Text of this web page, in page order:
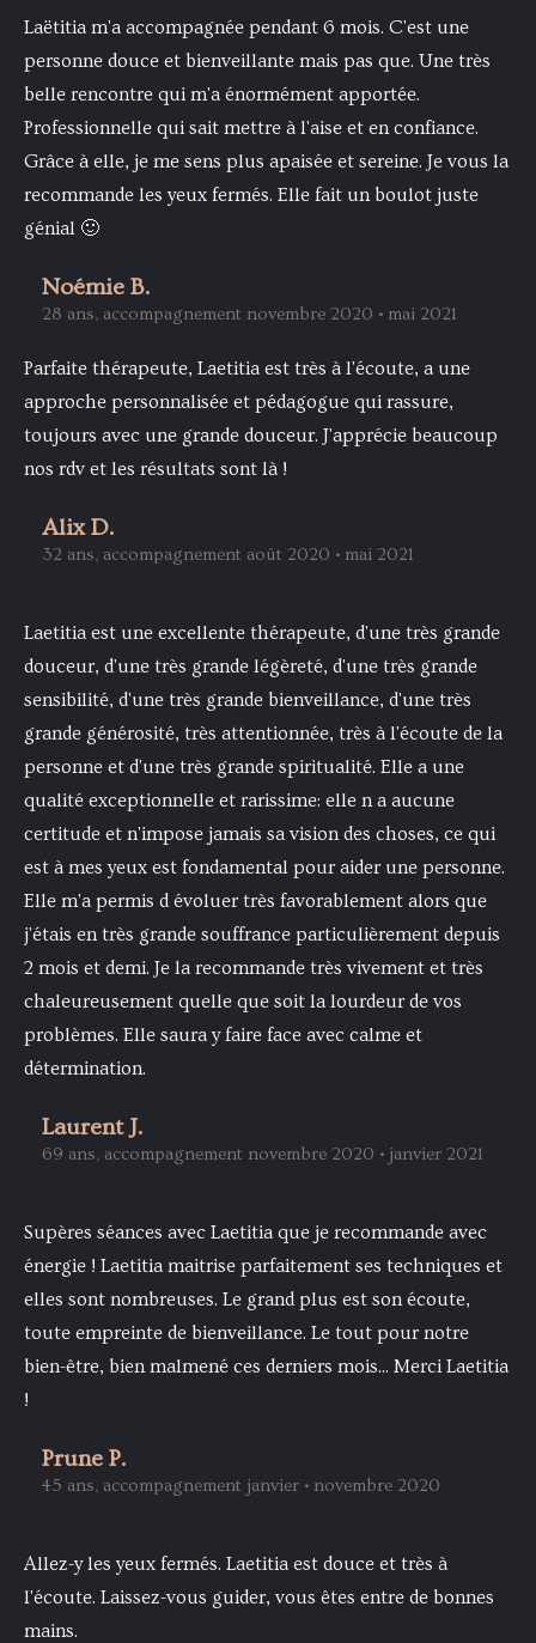
Laëtitia m'a accompagnée pendant 6 mois. C'est une
personne douce et bienveillante mais pas que. Une très
belle rencontre qui m'a énormément apportée.
Professionnelle qui sait mettre à l'aise et en confiance.
Grâce à elle, je me sens plus apaisée et sereine. Je vous la
recommande les yeux fermés. Elle fait un boulot juste
génial 🙂
Noémie B.
28 ans, accompagnement novembre 2020 • mai 2021
Parfaite thérapeute, Laetitia est très à l'écoute, a une
approche personnalisée et pédagogue qui rassure,
toujours avec une grande douceur. J'apprécie beaucoup
nos rdv et les résultats sont là !
Alix D.
32 ans, accompagnement août 2020 • mai 2021
Laetitia est une excellente thérapeute, d'une très grande
douceur, d'une très grande légèreté, d'une très grande
sensibilité, d'une très grande bienveillance, d'une très
grande générosité, très attentionnée, très à l'écoute de la
personne et d'une très grande spiritualité. Elle a une
qualité exceptionnelle et rarissime: elle n a aucune
certitude et n'impose jamais sa vision des choses, ce qui
est à mes yeux est fondamental pour aider une personne.
Elle m'a permis d évoluer très favorablement alors que
j'étais en très grande souffrance particulièrement depuis
2 mois et demi. Je la recommande très vivement et très
chaleureusement quelle que soit la lourdeur de vos
problèmes. Elle saura y faire face avec calme et
détermination.
Laurent J.
69 ans, accompagnement novembre 2020 • janvier 2021
Supères séances avec Laetitia que je recommande avec
énergie ! Laetitia maitrise parfaitement ses techniques et
elles sont nombreuses. Le grand plus est son écoute,
toute empreinte de bienveillance. Le tout pour notre
bien-être, bien malmené ces derniers mois... Merci Laetitia
!
Prune P.
45 ans, accompagnement janvier • novembre 2020
Allez-y les yeux fermés. Laetitia est douce et très à
l'écoute. Laissez-vous guider, vous êtes entre de bonnes
mains.